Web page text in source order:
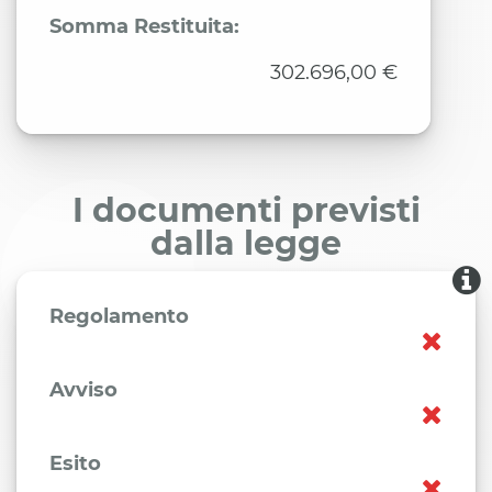
Somma Restituita:
302.696,00 €
I documenti previsti
dalla legge
Regolamento
Avviso
Esito